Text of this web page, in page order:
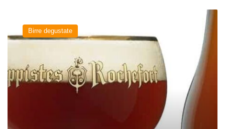
del
Rochefort
Birre degustate